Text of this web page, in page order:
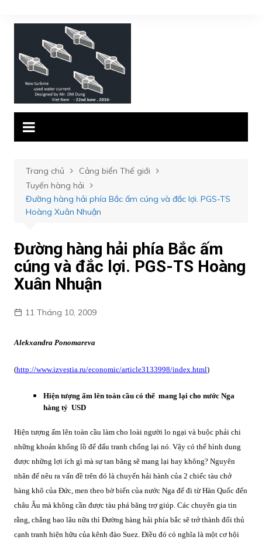
đến
Trang chủ
Cảng biển Thế giới
Tuyến hàng hải
Đường hàng hải phía Bắc ấm cúng và đắc lợi. PGS-TS
Hoàng Xuân Nhuận
Đường hàng hải phía Bắc ấm
cúng và đắc lợi. PGS-TS Hoàng
Xuân Nhuận
11 Tháng 10, 2009
Alekxandra Ponomareva
(http://www.izvestia.ru/economic/article3133998/index.html)
Hiện tượng ấm lên toàn cầu có thể mang lại cho nước Nga
hàng tỷ USD
Hiện tượng ấm lên toàn cầu làm cho loài người lo ngại và buộc phải chi
những khoản khổng lồ để đấu tranh chống lại nó. Vậy có thể hình dung
được những lợi ích gì mà sự tan băng sẽ mang lại hay không? Nguyên
nhân để nêu ra vấn đề trên đó là chuyến hải hành của 2 chiếc tàu chở
hàng khô của Đức, men theo bờ biển của nước Nga để đi từ Hàn Quốc đến
châu Âu mà không cần được tàu phá băng trợ giúp. Các chuyên gia tin
rằng, chẳng bao lâu nữa thì Đường hàng hải phía bắc sẽ trở thành đối thủ
cạnh tranh hiện hữu của kênh đào Suez. Điều đó có nghĩa là một cơ hội